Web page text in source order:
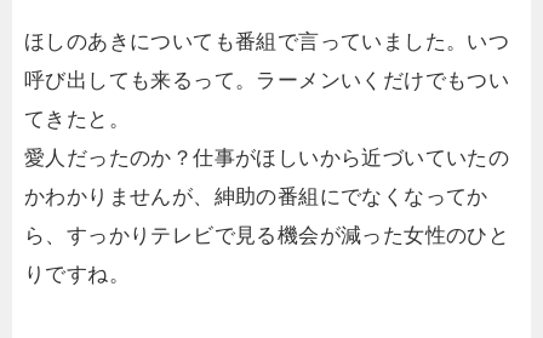
ほしのあきについても番組で言っていました。いつ
呼び出しても来るって。ラーメンいくだけでもつい
てきたと。
愛人だったのか？仕事がほしいから近づいていたの
かわかりませんが、紳助の番組にでなくなってか
ら、すっかりテレビで見る機会が減った女性のひと
りですね。